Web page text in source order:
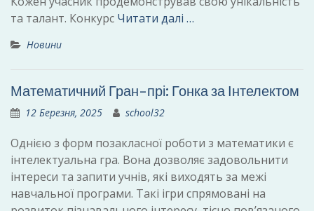
та талант. Конкурс Читати далі …
Новини
Математичний Гран-прі: Гонка за Інтелектом
12 Березня, 2025 school32
Однією з форм позакласної роботи з математики є
інтелектуальна гра. Вона дозволяє задовольнити
інтереси та запити учнів, які виходять за межі
навчальної програми. Такі ігри спрямовані на